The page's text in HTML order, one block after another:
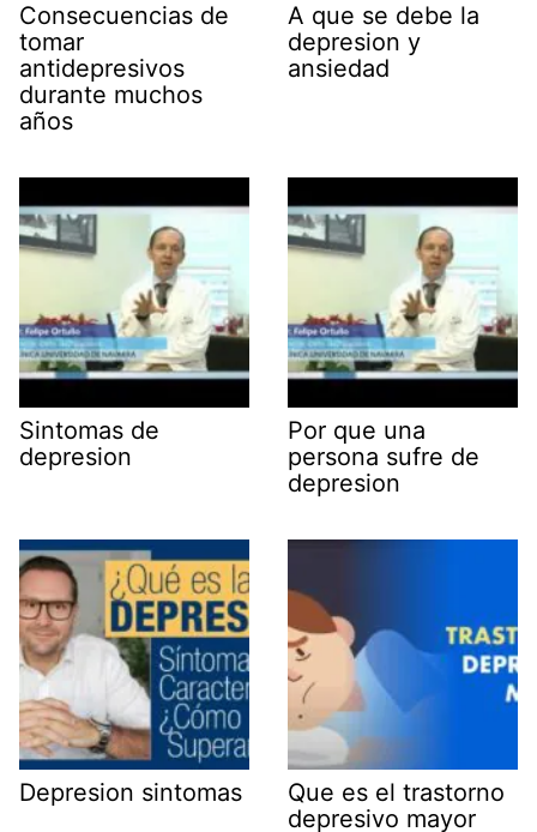
Consecuencias de
tomar
antidepresivos
durante muchos
años
A que se debe la
depresion y
ansiedad
Sintomas de
depresion
Por que una
persona sufre de
depresion
Depresion sintomas
Que es el trastorno
depresivo mayor